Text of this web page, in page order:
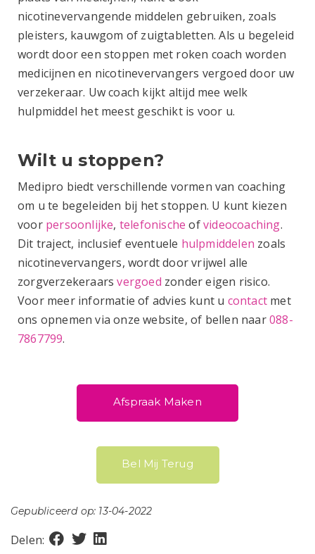
nicotinevervangende middelen gebruiken, zoals
pleisters, kauwgom of zuigtabletten. Als u begeleid
wordt door een stoppen met roken coach worden
medicijnen en nicotinevervangers vergoed door uw
verzekeraar. Uw coach kijkt altijd mee welk
hulpmiddel het meest geschikt is voor u.
Wilt u stoppen?
Medipro biedt verschillende vormen van coaching
om u te begeleiden bij het stoppen. U kunt kiezen
voor persoonlijke, telefonische ofvideocoaching.
Dit traject, inclusief eventuele hulpmiddelen zoals
nicotinevervangers, wordt door vrijwel alle
zorgverzekeraarsvergoed zonder eigen risico.
Voor meer informatie of advies kunt u contact met
ons opnemen via onze website, of bellen naar088-
7867799.
Afspraak Maken
Bel Mij Terug
Gepubliceerd op: 13-04-2022
Delen: